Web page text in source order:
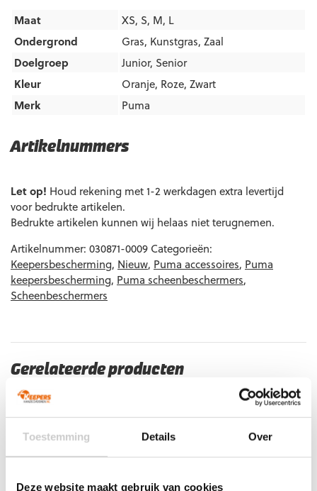
Toestemming Details Over
Deze website maakt gebruik van cookies
Artikelnummers
Let op! Houd rekening met 1-2 werkdagen extra levertijd
voor bedrukte artikelen.
Bedrukte artikelen kunnen wij helaas niet terugnemen.
Artikelnummer: 030871-0009 Categorieën:
Keepersbescherming, Nieuw, Puma accessoires, Puma
keepersbescherming, Puma scheenbeschermers,
Scheenbeschermers
Maat
XS, S, M, L
Ondergrond
Gras, Kunstgras, Zaal
Doelgroep
Junior, Senior
Kleur
Oranje, Roze, Zwart
Merk
Puma
Gerelateerde producten